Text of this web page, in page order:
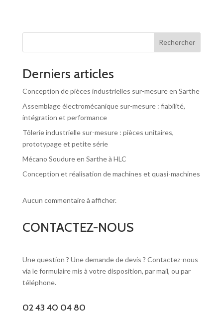
Rechercher
Derniers articles
Conception de pièces industrielles sur-mesure en Sarthe
Assemblage électromécanique sur-mesure : fiabilité,
intégration et performance
Tôlerie industrielle sur-mesure : pièces unitaires,
prototypage et petite série
Mécano Soudure en Sarthe à HLC
Conception et réalisation de machines et quasi-machines
Aucun commentaire à afficher.
CONTACTEZ-NOUS
Une question ? Une demande de devis ? Contactez-nous
via le formulaire mis à votre disposition, par mail, ou par
téléphone.
02 43 40 04 80